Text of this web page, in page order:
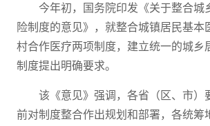
今年初，国务院印发《关于整合城
险制度的意见》，就整合城镇居民基本
村合作医疗两项制度，建立统一的城乡
制度提出明确要求。
该《意见》强调，各省（区、市）
前对制度整合作出规划和部署，各统筹